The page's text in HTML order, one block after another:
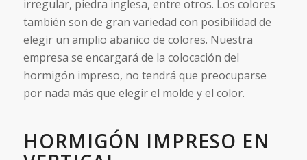
irregular, piedra inglesa, entre otros. Los colores
también son de gran variedad con posibilidad de
elegir un amplio abanico de colores. Nuestra
empresa se encargará de la colocación del
hormigón impreso, no tendrá que preocuparse
por nada más que elegir el molde y el color.
HORMIGÓN IMPRESO EN